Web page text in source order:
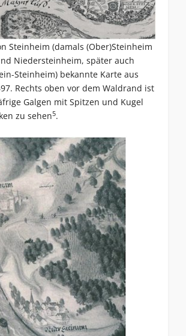
Steinheim (damals (Ober)Steinheim
Niedersteinheim, später auch
Steinheim) bekannte Karte aus
Rechts oben vor dem Waldrand ist
Galgen mit Spitzen und Kugel
zu sehen5.